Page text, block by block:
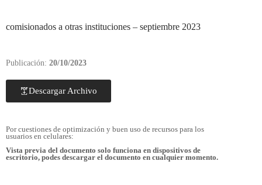
comisionados a otras instituciones – septiembre 2023
Publicación: 20/10/2023
Descargar Archivo
Por cuestiones de optimización y buen uso de recursos para los
usuarios en celulares:
Vista previa del documento solo funciona en dispositivos de
escritorio, podes descargar el documento en cualquier momento.